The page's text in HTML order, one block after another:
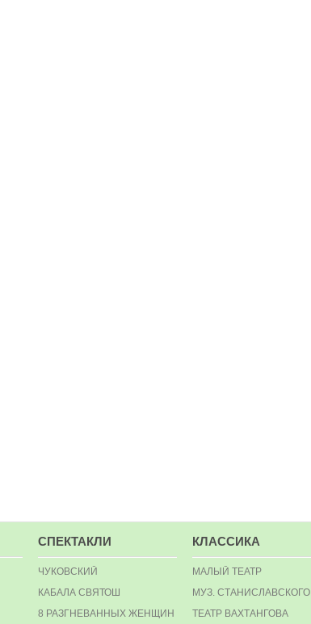
СПЕКТАКЛИ
ЧУКОВСКИЙ
КАБАЛА СВЯТОШ
8 РАЗГНЕВАННЫХ ЖЕНЩИН
КЛАССИКА
МАЛЫЙ ТЕАТР
МУЗ. СТАНИСЛАВСКОГО
ТЕАТР ВАХТАНГОВА